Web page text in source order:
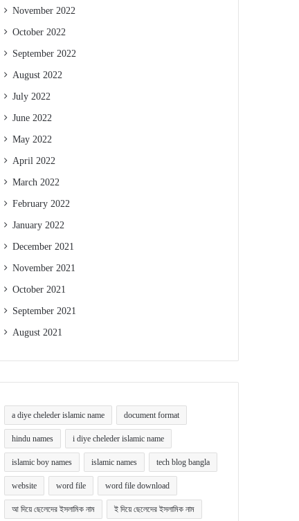
November 2022
October 2022
September 2022
August 2022
July 2022
June 2022
May 2022
April 2022
March 2022
February 2022
January 2022
December 2021
November 2021
October 2021
September 2021
August 2021
a diye cheleder islamic name document format
hindu names i diye cheleder islamic name
islamic boy names islamic names tech blog bangla
website word file word file download
আ দিয়ে ছেলেদের ইসলামিক নাম ই দিয়ে ছেলেদের ইসলামিক নাম